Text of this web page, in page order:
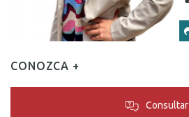
CONOZCA +
Consultar